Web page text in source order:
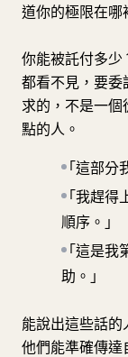
道你的極限在哪
你能被託付多少
都看不見，要委
求的，不是一個
點的人。
「這部分
「我趕得
順序。」
「這是我
助。」
能說出這些話
他們能準確傳達